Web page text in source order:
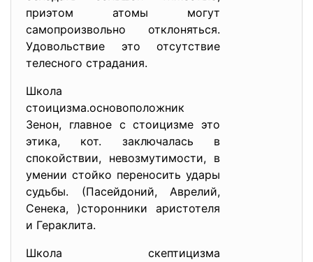
приэтом атомы могут
самопроизвольно отклоняться.
Удовольствие это отсутствие
телесного страдания.
Школа
стоицизма.основоположник
Зенон, главное с стоицизме это
этика, кот. заключалась в
спокойствии, невозмутимости, в
умении стойко переносить удары
судьбы. (Пасейдоний, Аврелий,
Сенека, )сторонники аристотеля
и Гераклита.
Школа скептицизма